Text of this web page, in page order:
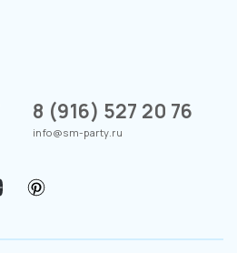
8 (916) 527 20 76
info@sm-party.ru